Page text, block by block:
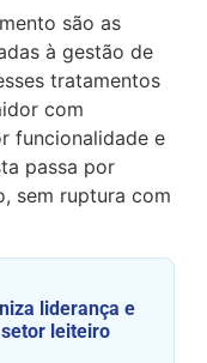
são as
à gestão de
tratamentos
com
funcionalidade e
passa por
sem ruptura com
liderança e
leiteiro